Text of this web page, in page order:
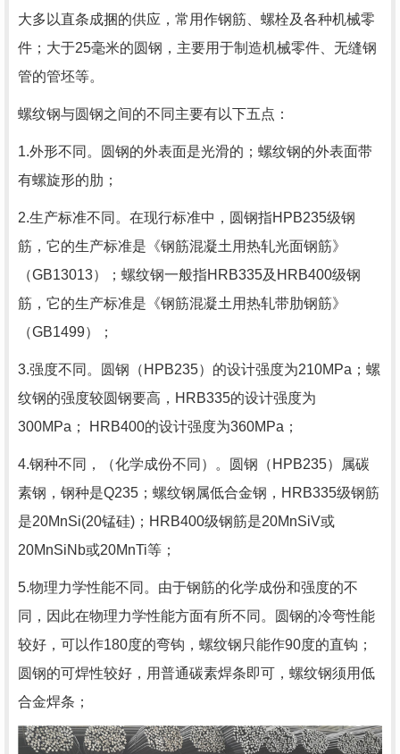
大多以直条成捆的供应，常用作钢筋、螺栓及各种机械零
件；大于25毫米的圆钢，主要用于制造机械零件、无缝钢
管的管坯等。
螺纹钢与圆钢之间的不同主要有以下五点：
1.外形不同。圆钢的外表面是光滑的；螺纹钢的外表面带
有螺旋形的肋；
2.生产标准不同。在现行标准中，圆钢指HPB235级钢
筋，它的生产标准是《钢筋混凝土用热轧光面钢筋》
（GB13013）；螺纹钢一般指HRB335及HRB400级钢
筋，它的生产标准是《钢筋混凝土用热轧带肋钢筋》
（GB1499）；
3.强度不同。圆钢（HPB235）的设计强度为210MPa；螺
纹钢的强度较圆钢要高，HRB335的设计强度为
300MPa； HRB400的设计强度为360MPa；
4.钢种不同，（化学成份不同）。圆钢（HPB235）属碳
素钢，钢种是Q235；螺纹钢属低合金钢，HRB335级钢筋
是20MnSi(20锰硅)；HRB400级钢筋是20MnSiV或
20MnSiNb或20MnTi等；
5.物理力学性能不同。由于钢筋的化学成份和强度的不
同，因此在物理力学性能方面有所不同。圆钢的冷弯性能
较好，可以作180度的弯钩，螺纹钢只能作90度的直钩；
圆钢的可焊性较好，用普通碳素焊条即可，螺纹钢须用低
合金焊条；